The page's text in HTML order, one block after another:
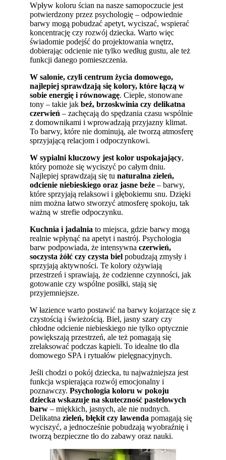
Wpływ koloru ścian na nasze samopoczucie jest
potwierdzony przez psychologię – odpowiednie
barwy mogą pobudzać apetyt, wyciszać, wspierać
koncentrację czy rozwój dziecka. Warto więc
świadomie podejść do projektowania wnętrz,
dobierając odcienie nie tylko według gustu, ale też
funkcji danego pomieszczenia.
W salonie, czyli centrum życia domowego,
najlepiej sprawdzają się kolory, które łączą w
sobie energię i równowagę. Ciepłe, stonowane
tony – takie jak beż, brzoskwinia czy delikatna
czerwień – zachęcają do spędzania czasu wspólnie
z domownikami i wprowadzają przyjazny klimat.
To barwy, które nie dominują, ale tworzą atmosferę
sprzyjającą relacjom i odpoczynkowi.
W sypialni kluczowy jest kolor uspokajający,
który pomoże się wyciszyć po całym dniu.
Najlepiej sprawdzają się tunaturalna zieleń,
odcienie niebieskiego oraz jasne beże – barwy,
które sprzyjają relaksowi i głębokiemu snu. Dzięki
nim można łatwo stworzyć atmosferę spokoju, tak
ważną w strefie odpoczynku.
Kuchnia i jadalnia to miejsca, gdzie barwy mogą
realnie wpłynąć na apetyt i nastrój. Psychologia
barw podpowiada, że intensywnaczerwień,
soczysta żółć czy czysta bielpobudzają zmysły i
sprzyjają aktywności. Te kolory ożywiają
przestrzeń i sprawiają, że codzienne czynności, jak
gotowanie czy wspólne posiłki, stają się
przyjemniejsze.
W łazience warto postawić na barwy kojarzące się z
czystością i świeżością. Biel, jasny szary czy
chłodne odcienie niebieskiego nie tylko optycznie
powiększają przestrzeń, ale też pomagają się
zrelaksować podczas kąpieli. To idealne tło dla
domowego SPA i rytuałów pielęgnacyjnych.
Jeśli chodzi o pokój dziecka, tu najważniejsza jest
funkcja wspierająca rozwój emocjonalny i
poznawczy.Psychologia koloru w pokoju
dziecka wskazuje na skuteczność pastelowych
barw – miękkich, jasnych, ale nie nudnych.
Delikatna zieleń, błękit czy lawenda pomagają się
wyciszyć, a jednocześnie pobudzają wyobraźnię i
tworzą bezpieczne tło do zabawy oraz nauki.